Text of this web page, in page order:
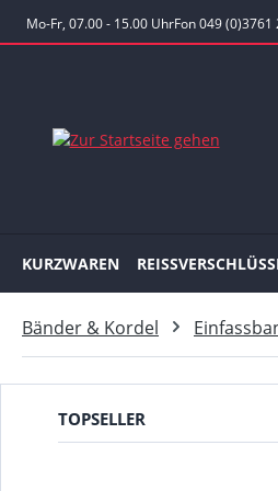
Hauptinhalt springen
Zur Suche springen
Zur Hauptnavigation springen
Mo-Fr, 07.00 - 15.00 UhrFon 049 (0)3761
KURZWAREN REISSVERSCHLÜSSE
Bänder & Kordel
TOPSELLER